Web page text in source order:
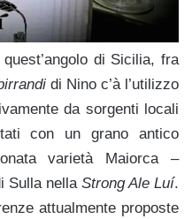
di Sicilia, fra
di Nino c’à l’utilizzo
da sorgenti locali
con un grano antico
varietà Maiorca –
Sulla nella Strong Ale Luí.
attualmente proposte